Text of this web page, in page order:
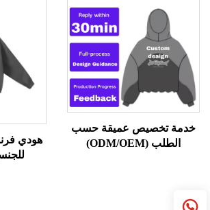
خدمة تخصيص عميقة حسب
الطلب (ODM/OEM)
هودي